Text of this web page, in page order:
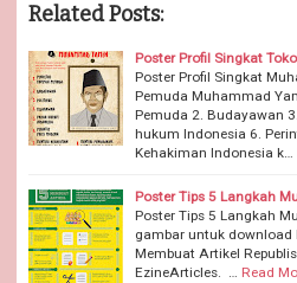
Related Posts:
Poster Profil Singkat
Poster Profil Singkat
Pemuda Muhammad
Pemuda 2. Budayawan
hukum Indonesia 6.
Kehakiman Indonesia k…
Poster Tips 5 Langkah
Poster Tips 5 Langkah
gambar untuk download
Membuat Artikel
EzineArticles. … Read